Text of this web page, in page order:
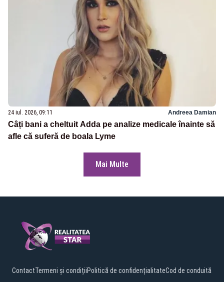
24 iul. 2026, 09:11 Andreea Damian
Câți bani a cheltuit Adda pe analize medicale înainte să
afle că suferă de boala Lyme
Mai Multe
ContactTermeni și condițiiPolitică de confidențialitateCod de conduită